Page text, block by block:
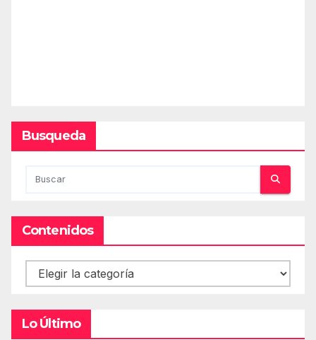
Busqueda
Contenidos
Contenidos
Lo Último